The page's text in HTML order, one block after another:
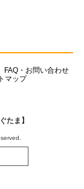
FAQ・お問い合わせ
マップ
たま】